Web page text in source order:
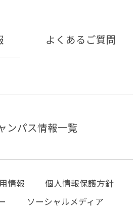
よくあるご質問
ンパス情報一覧
情報
個人情報保護方針
ソーシャルメディア